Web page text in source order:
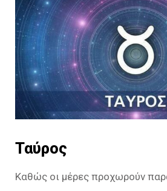
Ταύρος
Καθώς οι μέρες προχωρούν